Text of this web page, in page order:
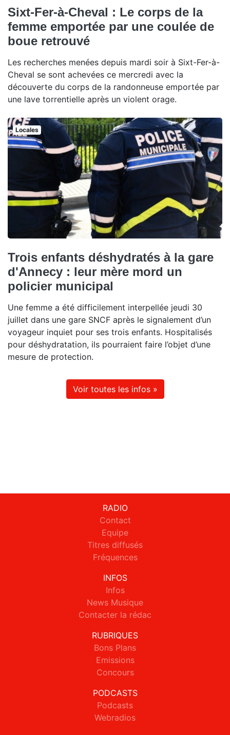
Sixt-Fer-à-Cheval : Le corps de la
femme emportée par une coulée de
boue retrouvé
Les recherches menées depuis mardi soir à Sixt-Fer-à-
Cheval se sont achevées ce mercredi avec la
découverte du corps de la randonneuse emportée par
une lave torrentielle après un violent orage.
Locales
Trois enfants déshydratés à la gare
d'Annecy : leur mère mord un
policier municipal
Une femme a été difficilement interpellée jeudi 30
juillet dans une gare SNCF après le signalement d’un
voyageur inquiet pour ses trois enfants. Hospitalisés
pour déshydratation, ils pourraient faire l’objet d’une
mesure de protection.
Voir toutes les infos »
RADIO
Contact
Equipe
Titres diffusés
Fréquences
INFOS
Infos
News Musique
Contacter la rédac
RUBRIQUES
Bons Plans
Emissions
Concours
PODCASTS
Podcasts
Webradios